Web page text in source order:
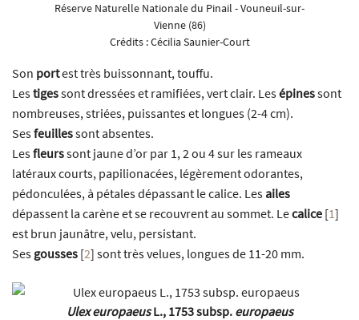
Réserve Naturelle Nationale du Pinail - Vouneuil-sur-
Vienne (86)
Crédits :Cécilia Saunier-Court
Son portest très buissonnant, touffu.
Lestigessont dressées et ramifiées, vert clair. Lesépinessont
nombreuses, striées, puissantes et longues (2-4 cm).
Sesfeuillessont absentes.
Lesfleurssont jaune d’or par 1, 2 ou 4 sur les rameaux
latéraux courts, papilionacées, légèrement odorantes,
pédonculées, à pétales dépassant le calice. Les ailes
dépassent la carène et se recouvrent au sommet. Lecalice [1]
est brun jaunâtre, velu, persistant.
Ses gousses [2] sont très velues, longues de 11-20 mm.
Ulex europaeusL., 1753 subsp. europaeus